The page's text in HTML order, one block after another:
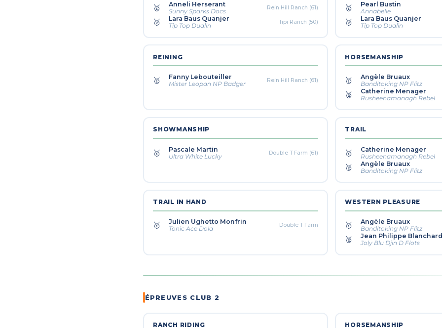
🥇 Anneli Herserant
Sunny Sparks Docs
Rein Hill Ranch (61)
🥈 Lara Baus Quanjer
Tip Top Dualin
Tipi Ranch (50)
🥇 Pearl Bustin
Annabelle
🥈 Lara Baus Quanjer
Tip Top Dualin
REINING
🥇 Fanny Lebouteiller
Mister Leopan NP Badger
Rein Hill Ranch (61)
HORSEMANSHIP
🥇 Angèle Bruaux
Banditoking NP Flitz
🥈 Catherine Menager
Rusheenamanagh Rebel
SHOWMANSHIP
🥇 Pascale Martin
Ultra White Lucky
Double T Farm (61)
TRAIL
🥇 Catherine Menager
Rusheenamanagh Rebel
🥈 Angèle Bruaux
Banditoking NP Flitz
TRAIL IN HAND
🥇 Julien Ughetto Monfrin
Tonic Ace Dola
Double T Farm
WESTERN PLEASURE
🥇 Angèle Bruaux
Banditoking NP Flitz
🥈 Jean Philippe
Joly Blu Djin D Flots
ÉPREUVES CLUB 2
RANCH RIDING HORSEMANSHIP